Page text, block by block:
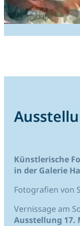
Künstlerische
in der Galerie
Fotografien von
Vernissage am
Ausstellung 17.